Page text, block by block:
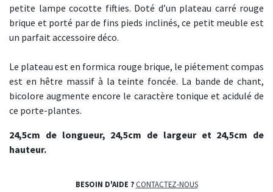
petite lampe cocotte fifties. Doté d’un plateau carré rouge
brique et porté par de fins pieds inclinés, ce petit meuble est
un parfait accessoire déco.
Le plateau est en formica rouge brique, le piétement compas
est en hêtre massif à la teinte foncée. La bande de chant,
bicolore augmente encore le caractère tonique et acidulé de
ce porte-plantes.
24,5cm de longueur, 24,5cm de largeur et 24,5cm de
hauteur.
BESOIN D'AIDE ? CONTACTEZ-NOUS